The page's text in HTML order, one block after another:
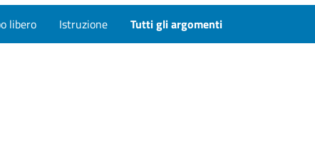
libero Istruzione Tutti gli argomenti